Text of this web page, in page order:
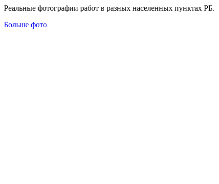
Реальные фотографии работ в разных населенных пунктах РБ.
Больше фото